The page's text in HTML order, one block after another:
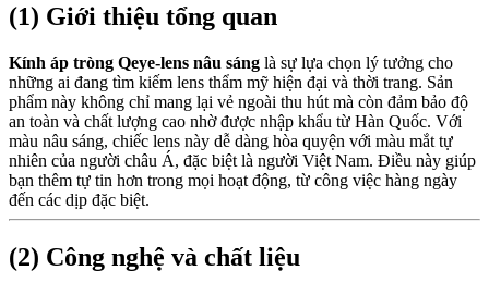
(1) Giới thiệu tổng quan
Kính áp tròng Qeye-lens nâu sáng là sự lựa chọn lý tưởng cho
những ai đang tìm kiếm lens thẩm mỹ hiện đại và thời trang. Sản
phẩm này không chỉ mang lại vẻ ngoài thu hút mà còn đảm bảo độ
an toàn và chất lượng cao nhờ được nhập khẩu từ Hàn Quốc. Với
màu nâu sáng, chiếc lens này dễ dàng hòa quyện với màu mắt tự
nhiên của người châu Á, đặc biệt là người Việt Nam. Điều này giúp
bạn thêm tự tin hơn trong mọi hoạt động, từ công việc hàng ngày
đến các dịp đặc biệt.
(2) Công nghệ và chất liệu